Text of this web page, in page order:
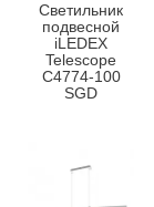
Светильник
подвесной
iLEDEX
Telescope
C4774-100
SGD